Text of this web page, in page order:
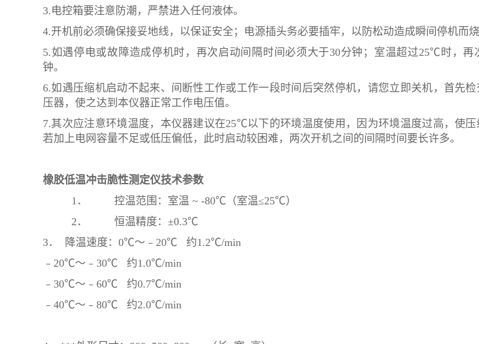
3.电控箱要注意防潮，严禁进入任何液体。
4.开机前必须确保接妥地线，以保证安全；电源插头务必要插牢，以防松动造成瞬间停机而烧
5.如遇停电或故障造成停机时，再次启动间隔时间必须大于30分钟；室温超过25℃时，再
钟。
6.如遇压缩机启动不起来、间断性工作或工作一段时间后突然停机，请您立即关机，首先
压器，使之达到本仪器正常工作电压值。
7.其次应注意环境温度，本仪器建议在25℃以下的环境温度使用，因为环境温度过高，使压
若加上电网容量不足或低压偏低，此时启动较困难，两次开机之间的间隔时间要长许多。
橡胶低温冲击脆性测定仪技术参数
1． 控温范围：室温 ~ -80℃（室温≤25℃）
2． 恒温精度：±0.3℃
3． 降温速度：0℃～﹣20℃ 约1.2℃/min
﹣20℃～﹣30℃ 约1.0℃/min
﹣30℃～﹣60℃ 约0.7℃/min
﹣40℃～﹣80℃ 约2.0℃/min